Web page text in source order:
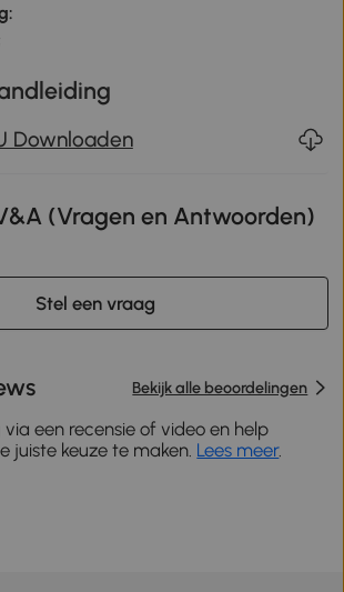
Downloaden
Stel een vraag
Bekijk alle beoordelingen
een recensie of video en help
juiste keuze te maken. Lees meer.